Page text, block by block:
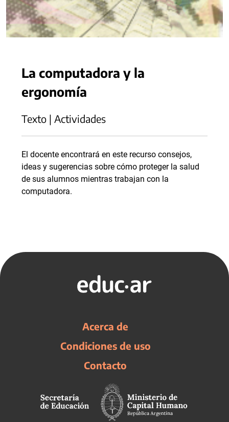
La computadora y la
ergonomía
Texto | Actividades
El docente encontrará en este recurso consejos,
ideas y sugerencias sobre cómo proteger la salud
de sus alumnos mientras trabajan con la
computadora.
Acerca de
Condiciones de uso
Contacto